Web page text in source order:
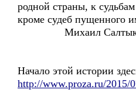
родной страны, к
кроме судеб пущенного
Михаил
Начало этой истории
http://www.proza.ru/2015/